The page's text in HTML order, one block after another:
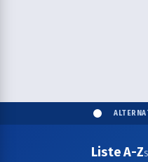
Liste A-Z